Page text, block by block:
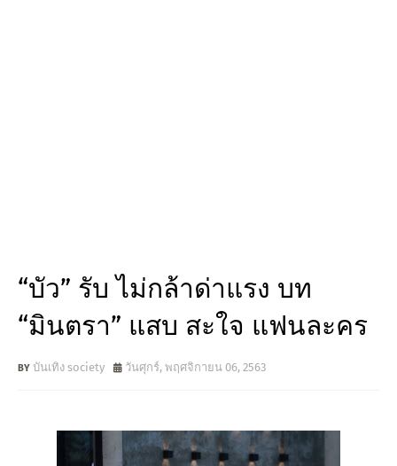
“บัว” รับ ไม่กล้าด่าแรง บท
“มินตรา” แสบ สะใจ แฟนละคร
บันเทิง society วันศุกร์, พฤศจิกายน 06, 2563